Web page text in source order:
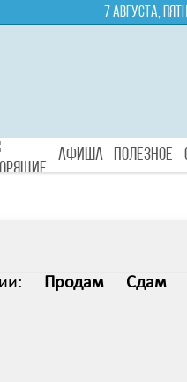
7 августа,
Афиша Полезное
Продам Сдам